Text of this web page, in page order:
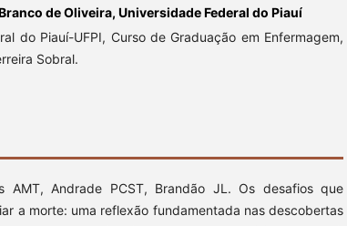
de Oliveira, Universidade Federal do Piauí
do Piauí-UFPI, Curso de Graduação em Enfermagem,
Sobral.
AMT, Andrade PCST, Brandão JL. Os desafios que
a morte: uma reflexão fundamentada nas descobertas